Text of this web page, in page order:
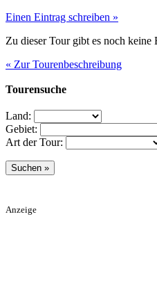
Einen Eintrag schreiben »
Zu dieser Tour gibt es noch
« Zur Tourenbeschreibung
Tourensuche
Land:
Gebiet:
Art der Tour:
Anzeige